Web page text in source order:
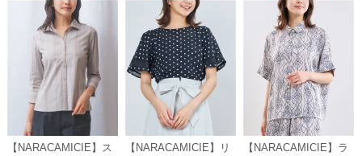
【NARACAMICIE】ス 【NARACAMICIE】リ 【NARACAMICIE】ラ